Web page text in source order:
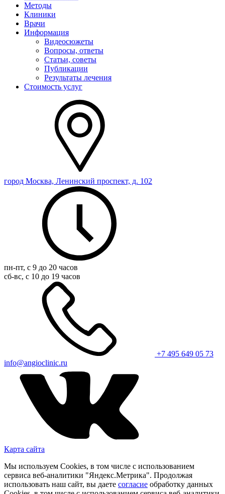
Методы
Клиники
Врачи
Информация
Видеосюжеты
Вопросы, ответы
Статьи, советы
Публикации
Результаты лечения
Стоимость услуг
город Москва, Ленинский проспект, д. 102
пн-пт, с 9 до 20 часов
сб-вс, с 10 до 19 часов
+7 495 649 05 73
info@angioclinic.ru
Карта сайта
Мы используем Cookies, в том числе с использованием
сервиса веб-аналитики "Яндекс.Метрика". Продолжая
использовать наш сайт, вы даете согласие обработку данных